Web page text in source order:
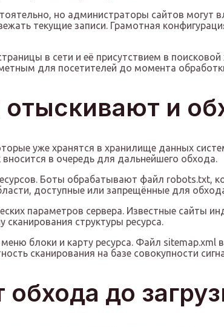
но администраторы сайтов могут
текущие записи. Грамотная
в сети и её присутствием в
для посетителей до момента
и
уже хранятся в хранилище данных
в очередь для дальнейшего обхода.
Боты обрабатывают файл robots.txt,
доступные или запрещённые для
параметров сервера. Известные сайты
сканирования структуры ресурса.
блоки и карту ресурса. Файл sitemap.xml
сканирования на базе совокупности
до